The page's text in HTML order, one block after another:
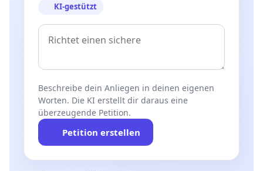
KI-gestützt
Beschreibe dein Anliegen in deinen eigenen
Worten. Die KI erstellt dir daraus eine
überzeugende Petition.
Petition erstellen